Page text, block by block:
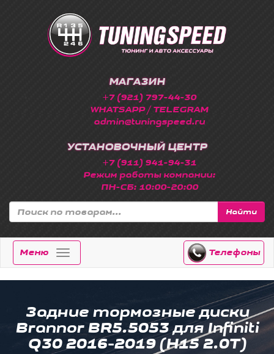
МАГАЗИН
+7 (921) 797-44-30
WHATSAPP / TELEGRAM
admin@tuningspeed.ru
УСТАНОВОЧНЫЙ ЦЕНТР
+7 (911) 941-94-31
Режим работы компании:
ПН-СБ: 10:00-20:00
Найти
Меню Телефоны
Задние тормозные диски
Brannor BR5.5053 для Infiniti
Q30 2016-2019 (H15 2.0T)